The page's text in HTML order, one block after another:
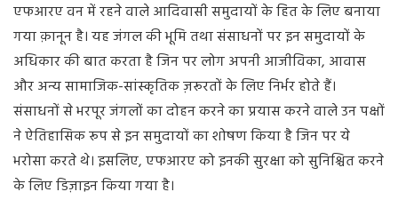
एफआरए वन में रहने वाले आदिवासी समुदायों के हित के लिए बनाया
गया क़ानून है। यह जंगल की भूमि तथा संसाधनों पर इन समुदायों के
अधिकार की बात करता है जिन पर लोग अपनी आजीविका, आवास
और अन्य सामाजिक-सांस्कृतिक ज़रूरतों के लिए निर्भर होते हैं।
संसाधनों से भरपूर जंगलों का दोहन करने का प्रयास करने वाले उन पक्षों
ने ऐतिहासिक रूप से इन समुदायों का शोषण किया है जिन पर ये
भरोसा करते थे। इसलिए, एफआरए को इनकी सुरक्षा को सुनिश्चित करने
के लिए डिज़ाइन किया गया है।